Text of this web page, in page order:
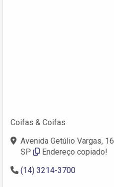
Coifas & Coifas
Avenida Getúlio Vargas,
SP
Endereço copiado!
(14) 3214-3700